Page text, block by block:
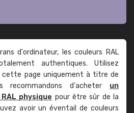
d'ordinateur, les couleurs RAL
authentiques. Utilisez
cette page uniquement à titre de
recommandons d'acheter un
physique pour être sûr de la
avoir un éventail de couleurs